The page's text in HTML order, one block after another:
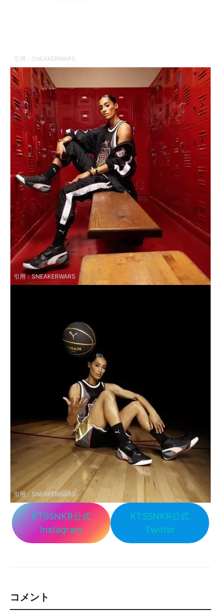
引用： SNEAKERWARS
引用：SNEAKERWARS
引用： SNEAKERWARS
KTSSNKR公式
Instagram
KTSSNKR公式
Twitter
コメント